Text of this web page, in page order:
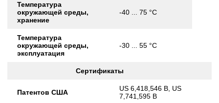
Температура
окружающей среды,
хранение
-40 ... 75 °C
Температура
окружающей среды,
эксплуатация
-30 ... 55 °C
Сертификаты
Патентов США
US 6,418,546 B, US
7,741,595 B